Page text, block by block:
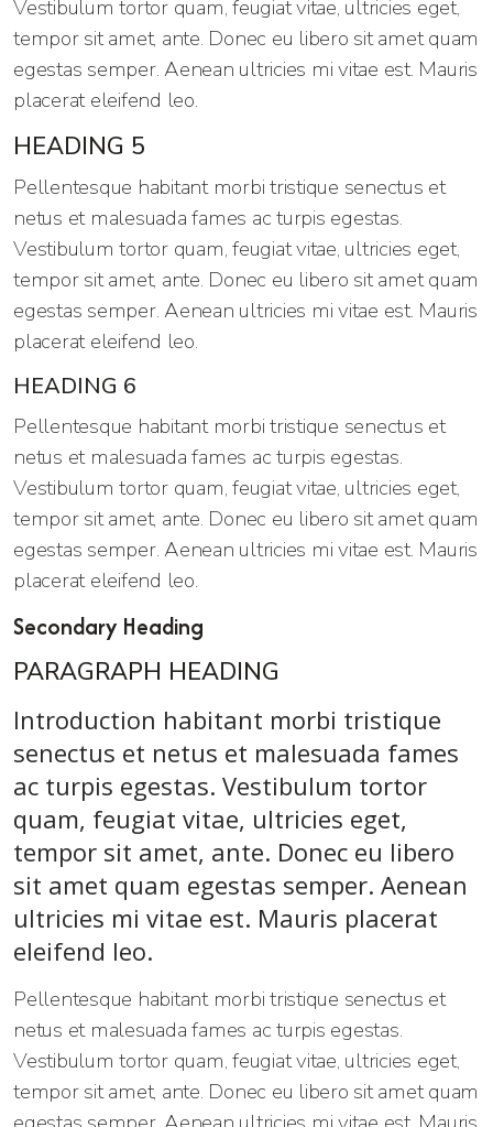
Vestibulum tortor quam, feugiat vitae, ultricies eget,
tempor sit amet, ante. Donec eu libero sit amet quam
egestas semper. Aenean ultricies mi vitae est. Mauris
placerat eleifend leo.
HEADING 5
Pellentesque habitant morbi tristique senectus et
netus et malesuada fames ac turpis egestas.
Vestibulum tortor quam, feugiat vitae, ultricies eget,
tempor sit amet, ante. Donec eu libero sit amet quam
egestas semper. Aenean ultricies mi vitae est. Mauris
placerat eleifend leo.
HEADING 6
Pellentesque habitant morbi tristique senectus et
netus et malesuada fames ac turpis egestas.
Vestibulum tortor quam, feugiat vitae, ultricies eget,
tempor sit amet, ante. Donec eu libero sit amet quam
egestas semper. Aenean ultricies mi vitae est. Mauris
placerat eleifend leo.
Secondary Heading
PARAGRAPH HEADING
Introduction habitant morbi tristique
senectus et netus et malesuada fames
ac turpis egestas. Vestibulum tortor
quam, feugiat vitae, ultricies eget,
tempor sit amet, ante. Donec eu libero
sit amet quam egestas semper. Aenean
ultricies mi vitae est. Mauris placerat
eleifend leo.
Pellentesque habitant morbi tristique senectus et
netus et malesuada fames ac turpis egestas.
Vestibulum tortor quam, feugiat vitae, ultricies eget,
tempor sit amet, ante. Donec eu libero sit amet quam